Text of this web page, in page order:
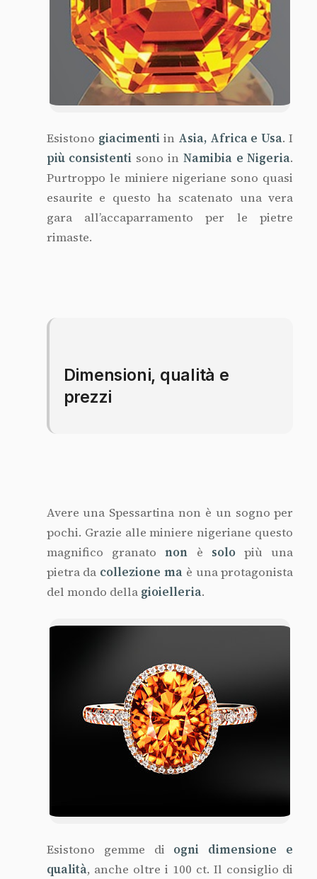
Esistono giacimentiin Asia, Africa e Usa. I
più consistenti sono in Namibia e Nigeria.
Purtroppo le miniere nigeriane sono quasi
esaurite e questo ha scatenato una vera
gara all’accaparramento per le pietre
rimaste.
Dimensioni, qualità e
prezzi
Avere una Spessartina non è un sogno per
pochi. Grazie alle miniere nigeriane questo
magnifico granatonon è solopiù una
pietra da collezione ma è una protagonista
del mondo della gioielleria.
Esistono gemme di ogni dimensione e
qualità, anche oltre i 100 ct. Il consiglio di